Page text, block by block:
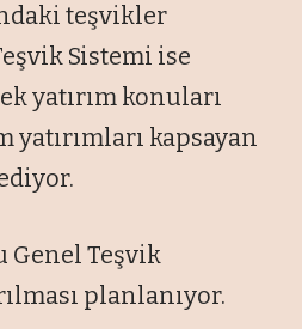
teşvikler
Sistemi ise
yatırım konuları
yatırımları kapsayan
Genel Teşvik
planlanıyor.